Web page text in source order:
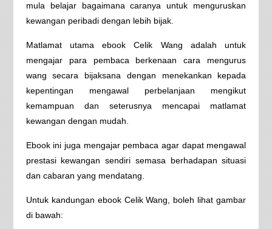
mula belajar bagaimana caranya untuk menguruskan
kewangan peribadi dengan lebih bijak.
Matlamat utama ebook Celik Wang adalah untuk
mengajar para pembaca berkenaan cara mengurus
wang secara bijaksana dengan menekankan kepada
kepentingan mengawal perbelanjaan mengikut
kemampuan dan seterusnya mencapai matlamat
kewangan dengan mudah.
Ebook ini juga mengajar pembaca agar dapat mengawal
prestasi kewangan sendiri semasa berhadapan situasi
dan cabaran yang mendatang.
Untuk kandungan ebook Celik Wang, boleh lihat gambar
di bawah: